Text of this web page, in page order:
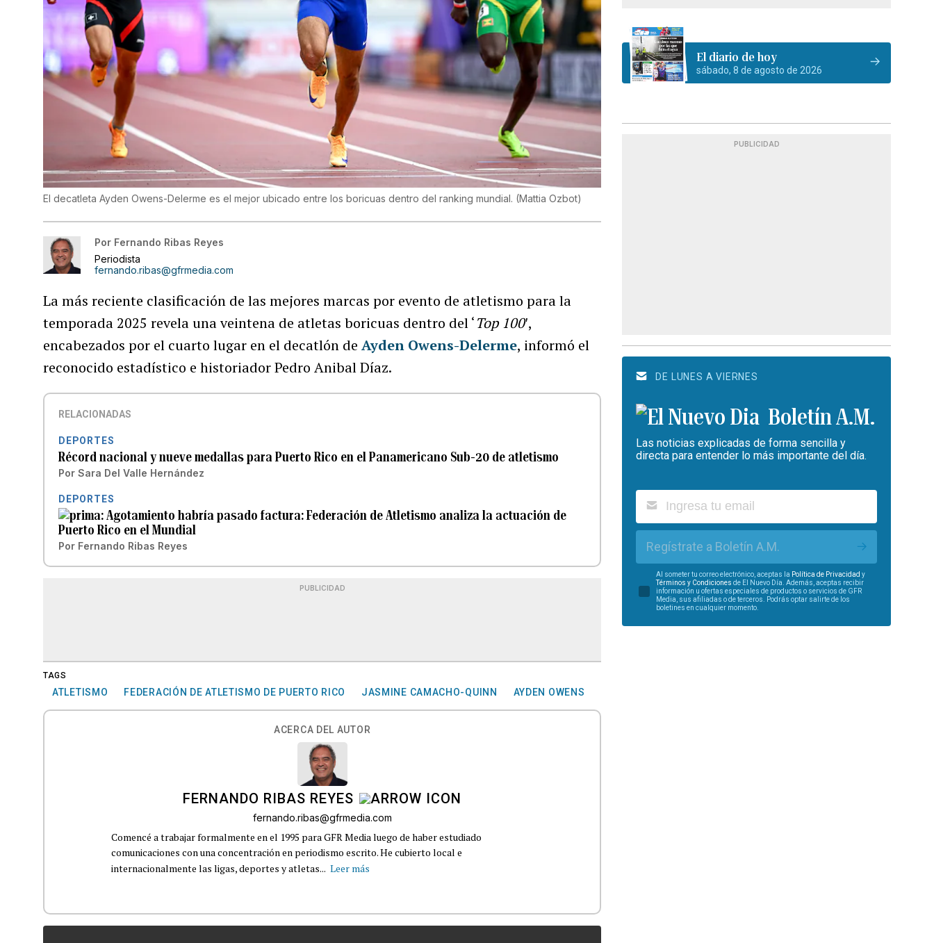
El decatleta Ayden Owens-Delerme es el mejor ubicado entre los boricuas dentro del ranking mundial. (Mattia Ozbot)
Por Fernando Ribas Reyes
Periodista
fernando.ribas@gfrmedia.com
La más reciente clasificación de las mejores marcas por evento de atletismo para la
temporada 2025 revela una veintena de atletas boricuas dentro del ‘Top 100′,
encabezados por el cuarto lugar en el decatlón deAyden Owens-Delerme, informó el
reconocido estadístico e historiador Pedro Anibal Díaz.
RELACIONADAS
DEPORTES
Récord nacional y nueve medallas para Puerto Rico en el Panamericano Sub-20 de atletismo
Por Sara Del Valle Hernández
DEPORTES
Agotamiento habría pasado factura: Federación de Atletismo analiza la actuación de
Puerto Rico en el Mundial
Por Fernando Ribas Reyes
PUBLICIDAD
TAGS
ATLETISMO FEDERACIÓN DE ATLETISMO DE PUERTO RICO JASMINE CAMACHO-QUINN AYDEN OWENS
ACERCA DEL AUTOR
FERNANDO RIBAS REYES
fernando.ribas@gfrmedia.com
Comencé a trabajar formalmente en el 1995 para GFR Media luego de haber estudiado
comunicaciones con una concentración en periodismo escrito. He cubierto local e
internacionalmente las ligas, deportes y atletas... Leer más
El diario de hoy
sábado, 8 de agosto de 2026
PUBLICIDAD
DE LUNES A VIERNES
Boletín A.M.
Las noticias explicadas de forma sencilla y
directa para entender lo más importante del día.
Regístrate a Boletín A.M.
Al someter tu correo electrónico, aceptas la Política de Privacidad y
Términos y Condiciones de El Nuevo Día. Además, aceptas recibir
información u ofertas especiales de productos o servicios de GFR
Media, sus afiliadas o de terceros. Podrás optar salirte de los
boletines en cualquier momento.